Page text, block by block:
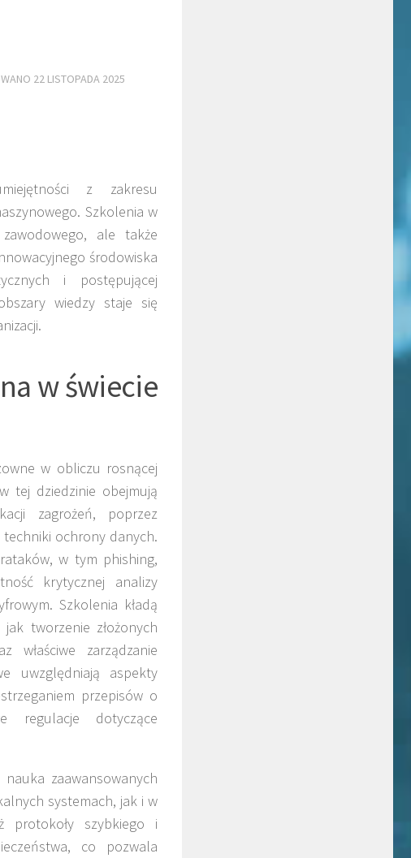
22 LISTOPADA 2025
z zakresu
Szkolenia w
ale także
środowiska
i postępującej
wiedzy staje się
w świecie
w obliczu rosnącej
tej dziedzinie obejmują
zagrożeń, poprzez
ochrony danych.
w tym phishing,
krytycznej analizy
Szkolenia kładą
tworzenie złożonych
właściwe zarządzanie
uwzględniają aspekty
przepisów o
regulacje dotyczące
zaawansowanych
systemach, jak i w
protokoły szybkiego i
co pozwala